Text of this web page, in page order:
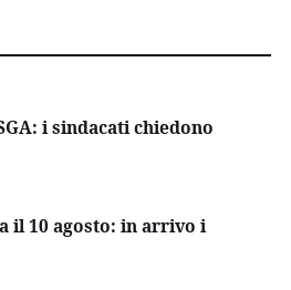
i sindacati chiedono
il 10 agosto: in arrivo i